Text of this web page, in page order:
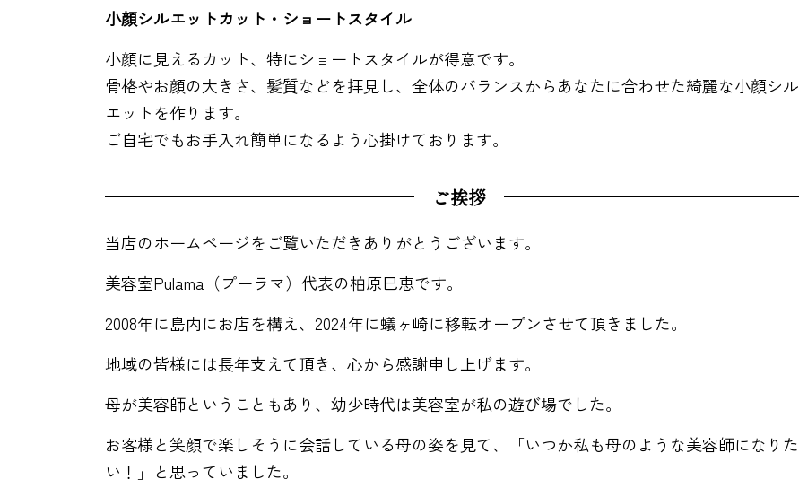
小顔シルエットカット・ショートスタイル
小顔に見えるカット、特にショートスタイルが得意です。
骨格やお顔の大きさ、髪質などを拝見し、全体のバランスからあなたに合わせた綺麗な小顔シル
エットを作ります。
ご自宅でもお手入れ簡単になるよう心掛けております。
ご挨拶
当店のホームページをご覧いただきありがとうございます。
美容室Pulama（プーラマ）代表の柏原巳恵です。
2008年に島内にお店を構え、2024年に蟻ヶ崎に移転オープンさせて頂きました。
地域の皆様には長年支えて頂き、心から感謝申し上げます。
母が美容師ということもあり、幼少時代は美容室が私の遊び場でした。
お客様と笑顔で楽しそうに会話している母の姿を見て、「いつか私も母のような美容師になりた
い！」と思っていました。